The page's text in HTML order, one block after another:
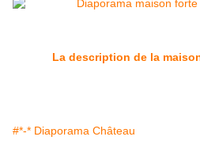
La description de la
#*-* Diaporama Château